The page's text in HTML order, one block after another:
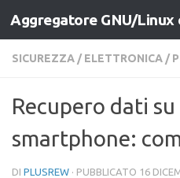
Salta al contenuto
Aggregatore GNU/Linux
SICUREZZA / ELETTRONICA /
Recupero dati
smartphone:
DI PLUSREW · PUBBLICATO 16